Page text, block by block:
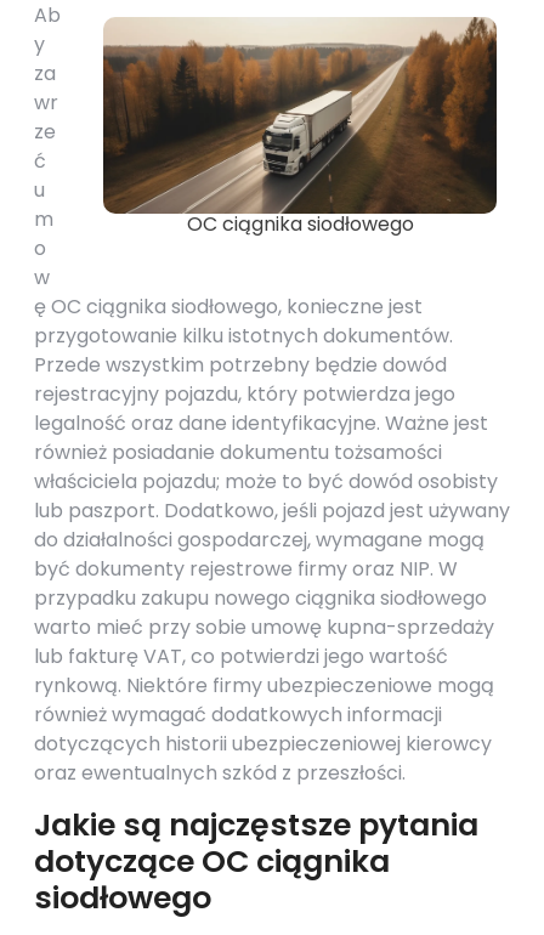
OC ciągnika siodłowego
Ab
y
za
wr
ze
ć
u
m
o
w
ę OC ciągnika siodłowego, konieczne jest
przygotowanie kilku istotnych dokumentów.
Przede wszystkim potrzebny będzie dowód
rejestracyjny pojazdu, który potwierdza jego
legalność oraz dane identyfikacyjne. Ważne jest
również posiadanie dokumentu tożsamości
właściciela pojazdu; może to być dowód osobisty
lub paszport. Dodatkowo, jeśli pojazd jest używany
do działalności gospodarczej, wymagane mogą
być dokumenty rejestrowe firmy oraz NIP. W
przypadku zakupu nowego ciągnika siodłowego
warto mieć przy sobie umowę kupna-sprzedaży
lub fakturę VAT, co potwierdzi jego wartość
rynkową. Niektóre firmy ubezpieczeniowe mogą
również wymagać dodatkowych informacji
dotyczących historii ubezpieczeniowej kierowcy
oraz ewentualnych szkód z przeszłości.
Jakie są najczęstsze pytania
dotyczące OC ciągnika
siodłowego